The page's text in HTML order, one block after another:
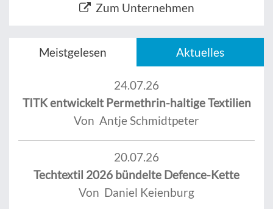
Zum Unternehmen
Meistgelesen Aktuelles
24.07.26
TITK entwickelt Permethrin-haltige Textilien
Von Antje Schmidtpeter
20.07.26
Techtextil 2026 bündelte Defence-Kette
Von Daniel Keienburg